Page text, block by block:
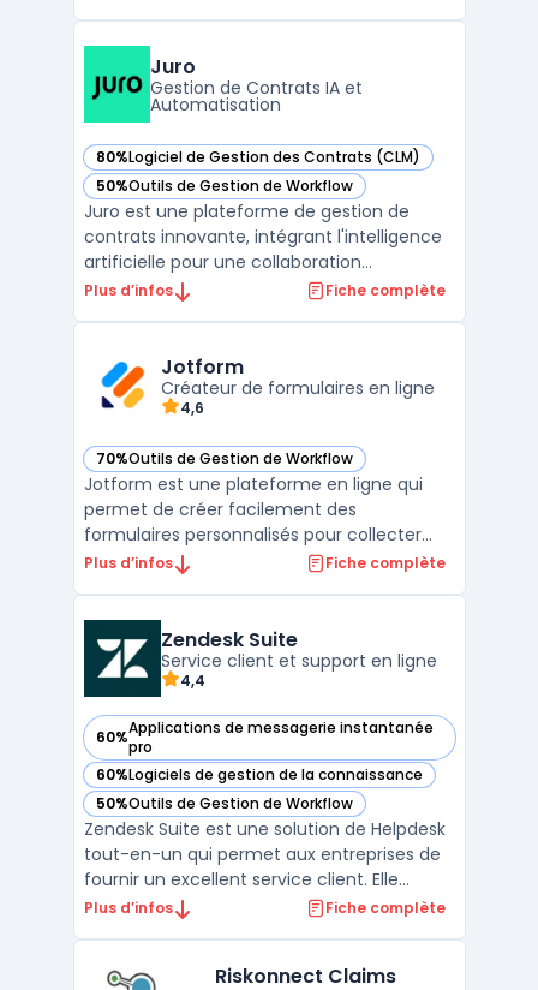
opportunités et entités spécifiques selon
les besoins i ...
Juro
Gestion de Contrats IA et
Automatisation
80%Logiciel de Gestion des Contrats (CLM)
— voir Juro dans cette catégorie
50%Outils de Gestion de Workflow
— voir Juro dans cette catégorie
Juro est une plateforme de gestion de
contrats innovante, intégrant l'intelligence
artificielle pour une collaboration
contractuelle efficace. Elle offre des
personnalisation des modèles avec des
champs intelligents, et une intégr ...
Plus d’infos Fiche complète
Jotform
Créateur de formulaires en ligne
4,6
70%Outils de Gestion de Workflow
— voir Jotform dans cette catégorie
Jotform est une plateforme en ligne qui
permet de créer facilement des
formulaires personnalisés pour collecter
des informations en ligne. Avec des
en ligne et d'intégration avec d'autres
outils, Jotform est la solution idéale po ...
Plus d’infos Fiche complète
Zendesk Suite
Service client et support en ligne
4,4
60%Applications de messagerie instantanée
pro
— voir Zendesk Suite dans cette catégorie
60%Logiciels de gestion de la connaissance
— voir Zendesk Suite dans cette catégorie
50%Outils de Gestion de Workflow
— voir Zendesk Suite dans cette catégorie
Zendesk Suite est une solution de Helpdesk
tout-en-un qui permet aux entreprises de
fournir un excellent service client. Elle
comprend un logiciel de support client, de
peuvent personnaliser la suite selon leurs
Plus d’infos Fiche complète
Riskonnect Claims